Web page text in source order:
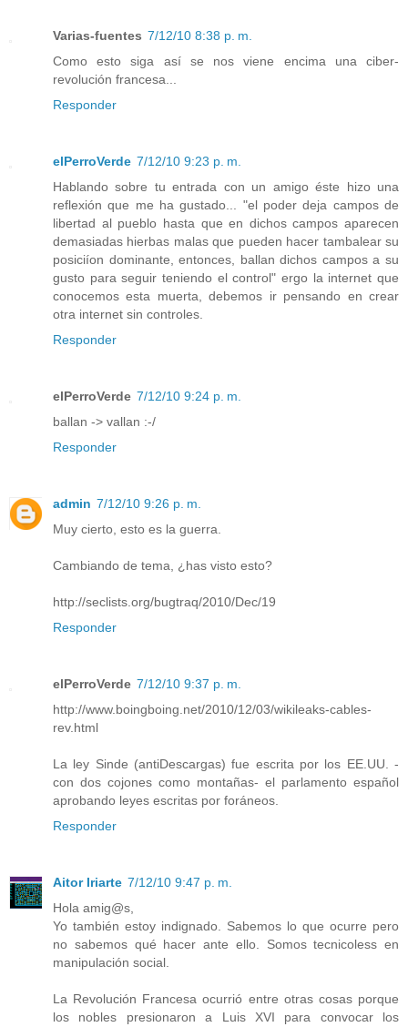
Varias-fuentes 7/12/10 8:38 p. m.
Como esto siga así se nos viene encima una ciber-
revolución francesa...
Responder
elPerroVerde 7/12/10 9:23 p. m.
Hablando sobre tu entrada con un amigo éste hizo una
reflexión que me ha gustado... "el poder deja campos de
libertad al pueblo hasta que en dichos campos aparecen
demasiadas hierbas malas que pueden hacer tambalear su
posiciíon dominante, entonces, ballan dichos campos a su
gusto para seguir teniendo el control" ergo la internet que
conocemos esta muerta, debemos ir pensando en crear
otra internet sin controles.
Responder
elPerroVerde 7/12/10 9:24 p. m.
ballan -> vallan :-/
Responder
admin 7/12/10 9:26 p. m.
Muy cierto, esto es la guerra.
Cambiando de tema, ¿has visto esto?
http://seclists.org/bugtraq/2010/Dec/19
Responder
elPerroVerde 7/12/10 9:37 p. m.
http://www.boingboing.net/2010/12/03/wikileaks-cables-
rev.html
La ley Sinde (antiDescargas) fue escrita por los EE.UU. -
con dos cojones como montañas- el parlamento español
aprobando leyes escritas por foráneos.
Responder
Aitor Iriarte 7/12/10 9:47 p. m.
Hola amig@s,
Yo también estoy indignado. Sabemos lo que ocurre pero
no sabemos qué hacer ante ello. Somos tecnicoless en
manipulación social.
La Revolución Francesa ocurrió entre otras cosas porque
los nobles presionaron a Luis XVI para convocar los